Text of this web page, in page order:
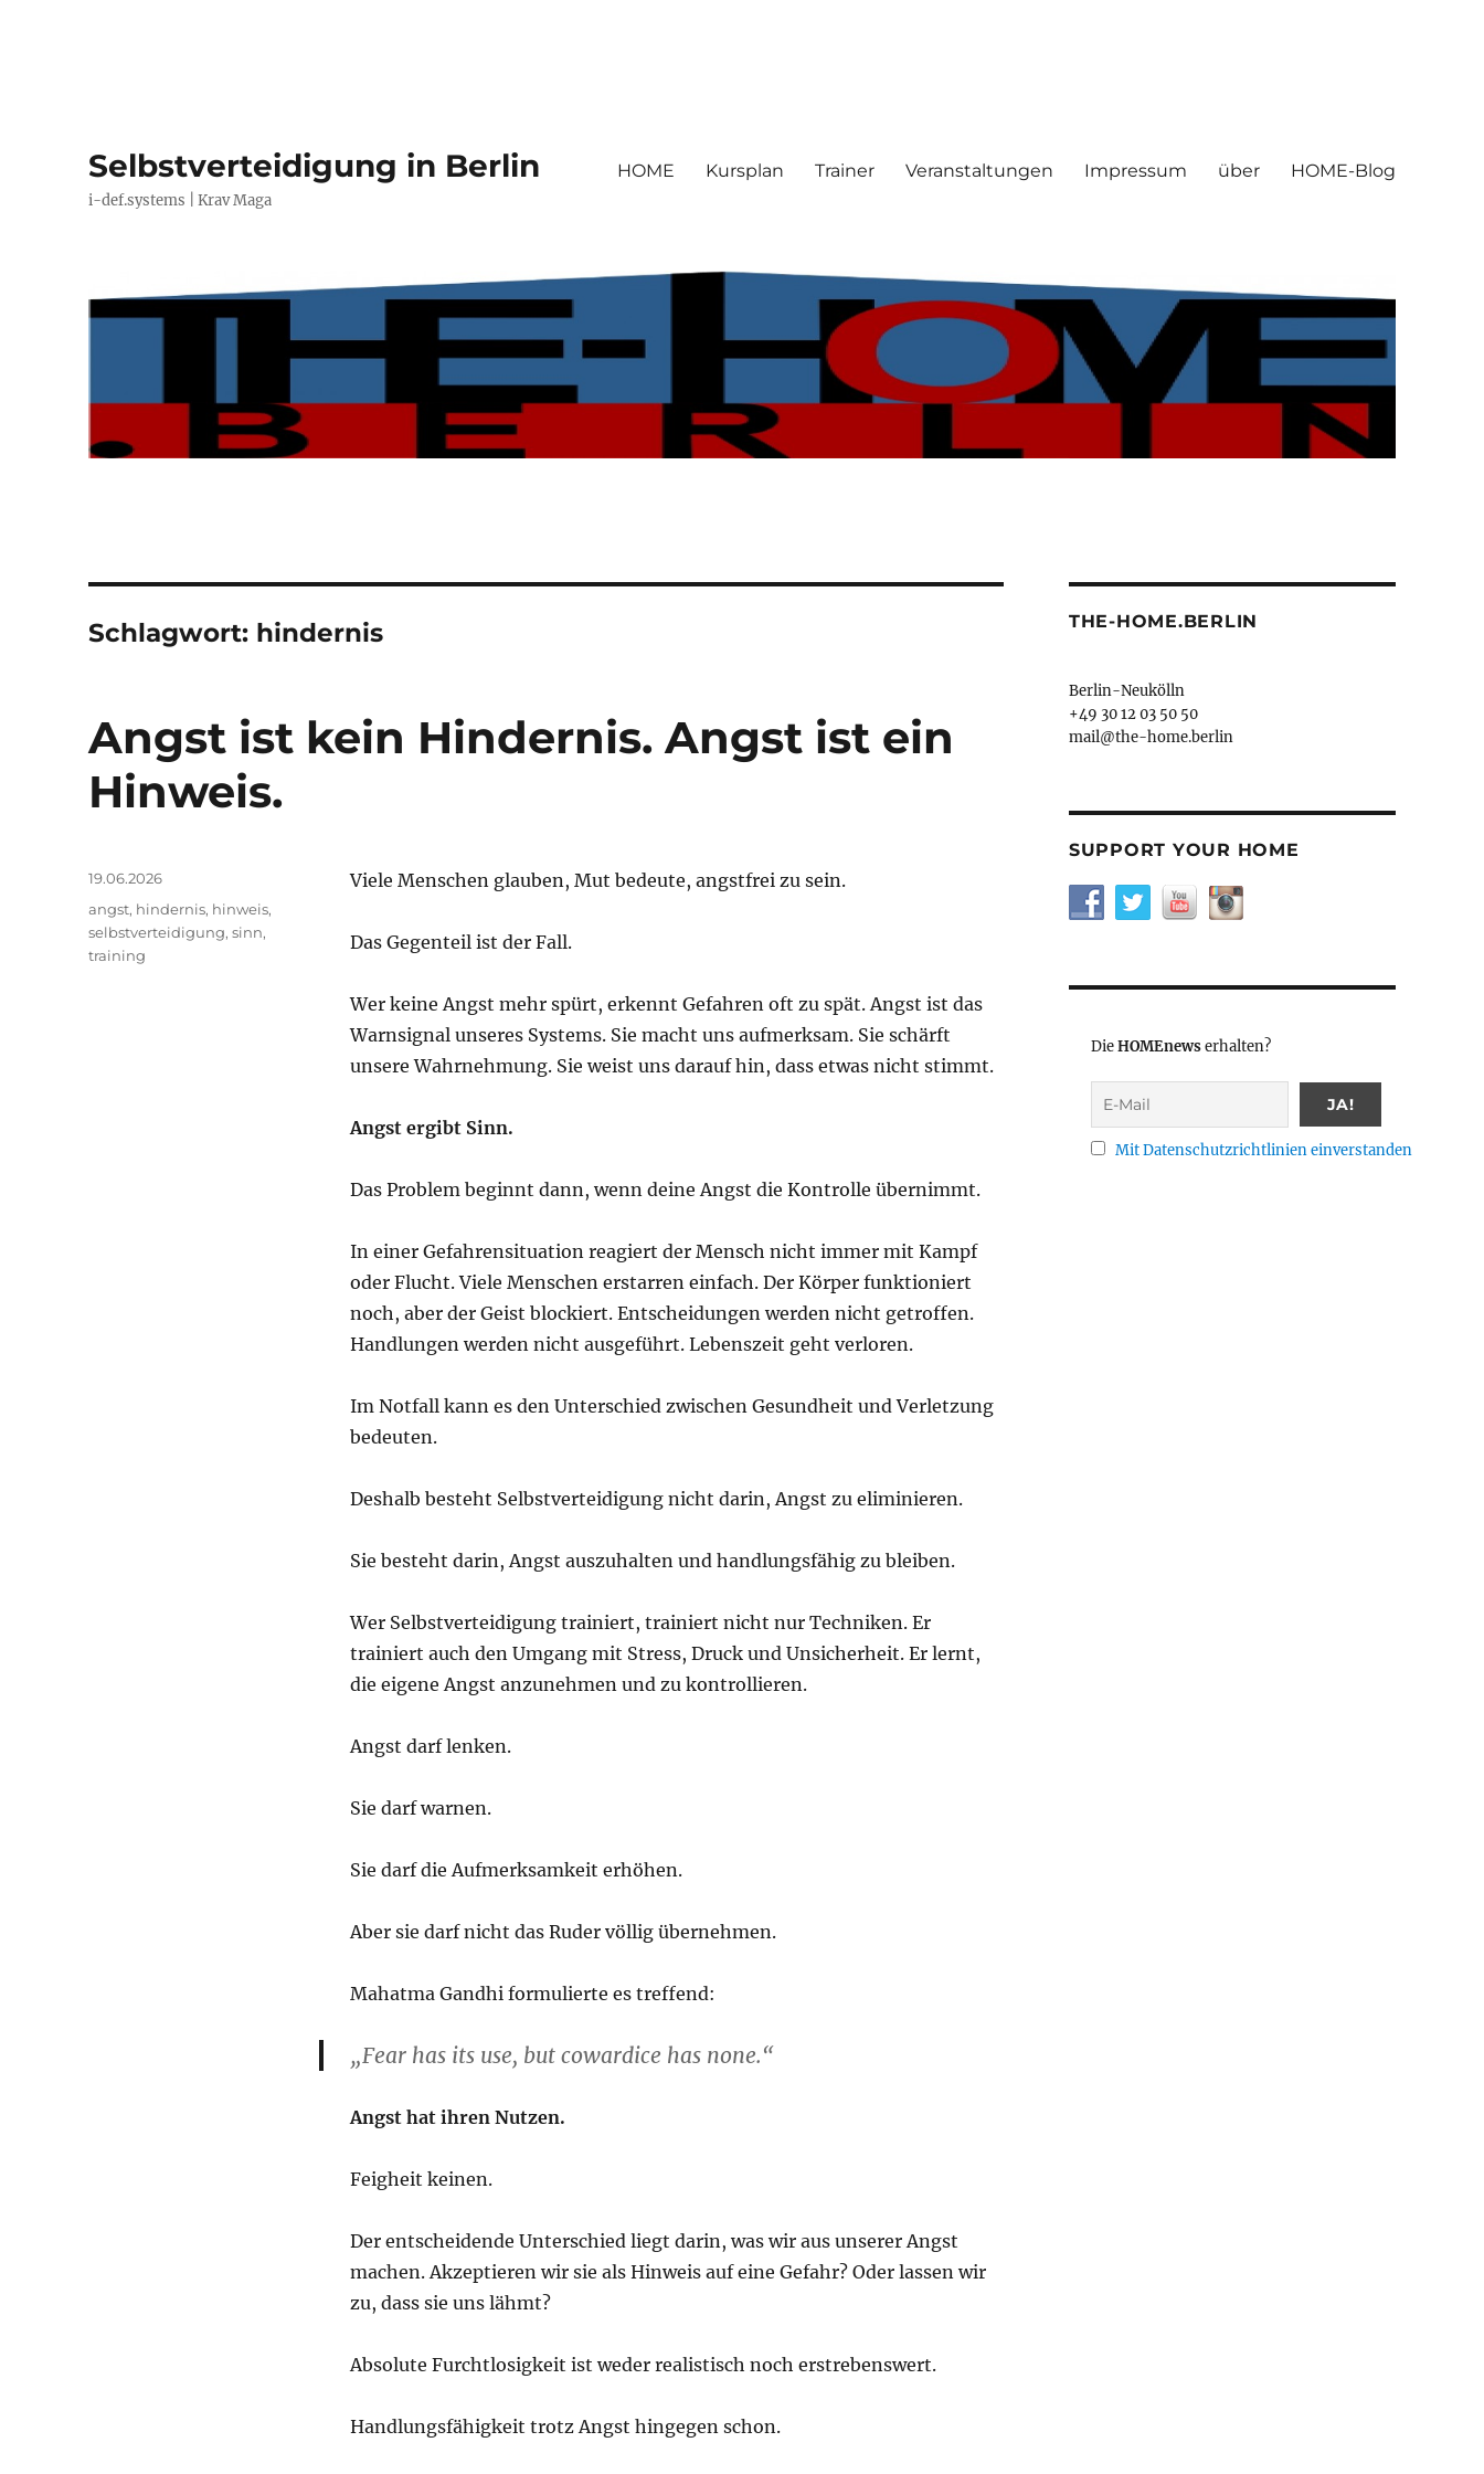
Selbstverteidigung in Berlin
i-def.systems | Krav Maga
HOME Kursplan Trainer Veranstaltungen Impressum über HOME-Blog
Schlagwort: hindernis
Angst ist kein Hindernis. Angst ist ein
Hinweis.
Viele Menschen glauben, Mut bedeute, angstfrei zu sein.
Das Gegenteil ist der Fall.
Wer keine Angst mehr spürt, erkennt Gefahren oft zu spät. Angst ist das
Warnsignal unseres Systems. Sie macht uns aufmerksam. Sie schärft
unsere Wahrnehmung. Sie weist uns darauf hin, dass etwas nicht stimmt.
Angst ergibt Sinn.
Das Problem beginnt dann, wenn deine Angst die Kontrolle übernimmt.
In einer Gefahrensituation reagiert der Mensch nicht immer mit Kampf
oder Flucht. Viele Menschen erstarren einfach. Der Körper funktioniert
noch, aber der Geist blockiert. Entscheidungen werden nicht getroffen.
Handlungen werden nicht ausgeführt. Lebenszeit geht verloren.
Im Notfall kann es den Unterschied zwischen Gesundheit und Verletzung
bedeuten.
Deshalb besteht Selbstverteidigung nicht darin, Angst zu eliminieren.
Sie besteht darin, Angst auszuhalten und handlungsfähig zu bleiben.
Wer Selbstverteidigung trainiert, trainiert nicht nur Techniken. Er
trainiert auch den Umgang mit Stress, Druck und Unsicherheit. Er lernt,
die eigene Angst anzunehmen und zu kontrollieren.
Angst darf lenken.
Sie darf warnen.
Sie darf die Aufmerksamkeit erhöhen.
Aber sie darf nicht das Ruder völlig übernehmen.
Mahatma Gandhi formulierte es treffend:
„Fear has its use, but cowardice has none.“
Angst hat ihren Nutzen.
Feigheit keinen.
Der entscheidende Unterschied liegt darin, was wir aus unserer Angst
machen. Akzeptieren wir sie als Hinweis auf eine Gefahr? Oder lassen wir
zu, dass sie uns lähmt?
Absolute Furchtlosigkeit ist weder realistisch noch erstrebenswert.
Handlungsfähigkeit trotz Angst hingegen schon.
Veröffentlicht
19.06.2026
Schlagwörter
angst, hindernis, hinweis,
selbstverteidigung,sinn,
training
THE-HOME.BERLIN
Berlin-Neukölln
+49 30 12 03 50 50
mail@the-home.berlin
SUPPORT YOUR HOME
DieHOMEnewserhalten?
Mit Datenschutzrichtlinien einverstanden